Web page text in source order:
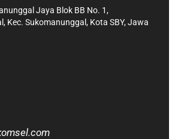
Jaya Blok BB No. 1,
Kec. Sukomanunggal, Kota SBY, Jawa